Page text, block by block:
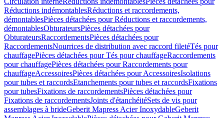
Réductions indémontablesRéductions et raccordements,
démontablesPièces détachées pour Réductions et raccordements,
démontablesObturateursPièces détachées pour
ObturateursRaccordementsPièces détachées pour
RaccordementsNourrices de distribution avec raccord filetéTés pour
chauffagePièces détachées pour Tés pour chauffageRaccordements
pour chauffagePièces détachées pour Raccordements pour
chauffageAccessoiresPièces détachées pour AccessoiresIsolations
pour tubes et raccordsEtanchements pour tubes et raccordsFixations
pour tubesFixations de raccordementsPièces détachées pour
Fixations de raccordementsJoints d'étanchéitéSets de vis pour
assemblages à brideGeberit Mapress Acier InoxydableGeberit